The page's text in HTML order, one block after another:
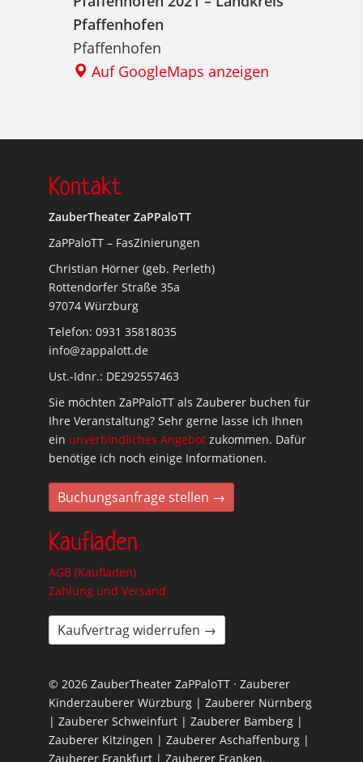
Pfaffenhofen
Pfaffenhofen
Auf GoogleMaps anzeigen
Kontakt
ZauberTheater ZaPPaloTT
ZaPPaloTT – FasZinierungen
Christian Hörner (geb. Perleth)
Rottendorfer Straße 35a
97074 Würzburg
Telefon: 0931 35818035
info@zappalott.de
Ust.-Idnr.: DE292557463
Sie möchten ZaPPaloTT als Zauberer buchen für
Ihre Veranstaltung? Sehr gerne lasse ich Ihnen
ein unverbindliches Angebot zukommen. Dafür
benötige ich noch einige Informationen.
Buchungsanfrage stellen →
Kaufladen
AGB (Kaufladen)
Zahlung und Versand
Kaufvertrag widerrufen →
© 2026 ZauberTheater ZaPPaloTT · Zauberer
Kinderzauberer Würzburg | Zauberer Nürnberg
| Zauberer Schweinfurt | Zauberer Bamberg |
Zauberer Kitzingen | Zauberer Aschaffenburg |
Zauberer Frankfurt | Zauberer Franken.